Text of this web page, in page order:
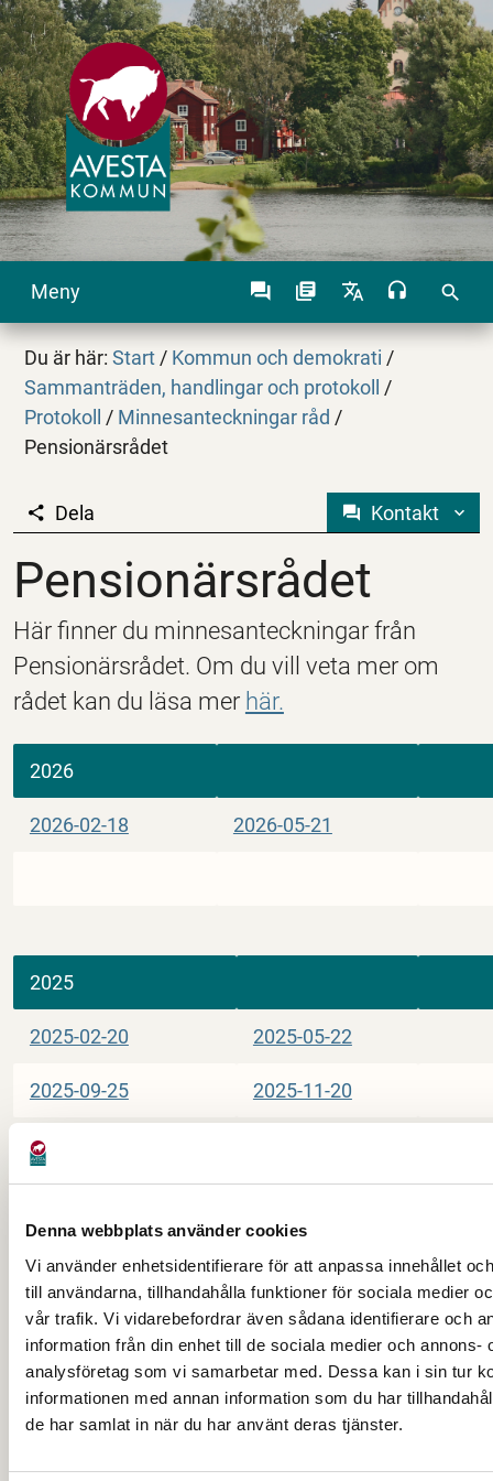
Denna webbplats använder cookies
Vi använder enhetsidentifierare för att anpassa innehållet
till användarna, tillhandahålla funktioner för sociala medier
vår trafik. Vi vidarebefordrar även sådana identifierare och
information från din enhet till de sociala medier och annons-
analysföretag som vi samarbetar med. Dessa kan i sin tur
informationen med annan information som du har
de har samlat in när du har använt deras tjänster.
Meny search
Du är här:Start / Kommun och demokrati /
Sammanträden, handlingar och protokoll
/
Protokoll
/ Minnesanteckningar råd /
Pensionärsrådet
Pensionärsrådet
Dela Kontakt
Pensionärsrådet
Här finner du minnesanteckningar från
Pensionärsrådet. Om du vill veta mer om
rådet kan du läsa mer här.
2026
2026-02-18 2026-05-21
2025
2025-02-20 2025-05-22
2025-09-25 2025-11-20
2024-02-22
2024-09-19 2024-11-21